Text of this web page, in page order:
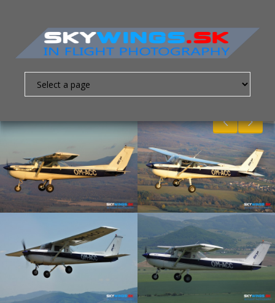
Nevyhnutne
nutné
súbory
cookies
Sú to
základné
ktoré
umožňujú
pohybovať
webovej